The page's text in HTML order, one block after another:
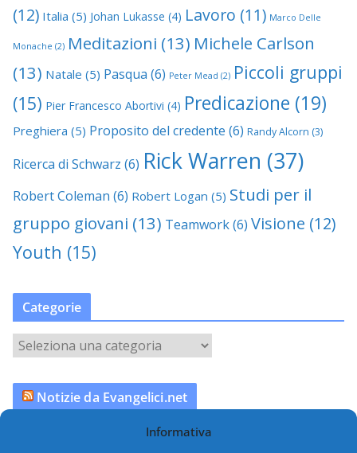
Informativa
(12) Italia (5) Johan Lukasse (4) Lavoro (11) Marco Delle
Monache (2) Meditazioni (13) Michele Carlson
(13) Natale (5) Pasqua (6) Peter Mead (2) Piccoli gruppi
(15) Pier Francesco Abortivi (4) Predicazione (19)
Preghiera (5) Proposito del credente (6) Randy Alcorn (3)
Ricerca di Schwarz (6) Rick Warren (37)
Robert Coleman (6) Robert Logan (5) Studi per il
gruppo giovani (13) Teamwork(6) Visione (12)
Youth (15)
Categorie
a
t
Notizie da Evangelici.net
Vance: una famiglia, due fedi